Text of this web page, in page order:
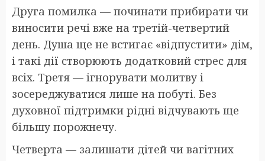
Друга помилка — починати прибирати чи
виносити речі вже на третій-четвертий
день. Душа ще не встигає «відпустити» дім,
і такі дії створюють додатковий стрес для
всіх. Третя — ігнорувати молитву і
зосереджуватися лише на побуті. Без
духовної підтримки рідні відчувають ще
більшу порожнечу.
Четверта — залишати дітей чи вагітних